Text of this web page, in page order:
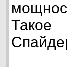
Такое